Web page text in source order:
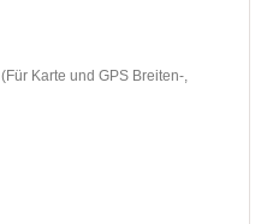
(Für Karte und GPS Breiten-,